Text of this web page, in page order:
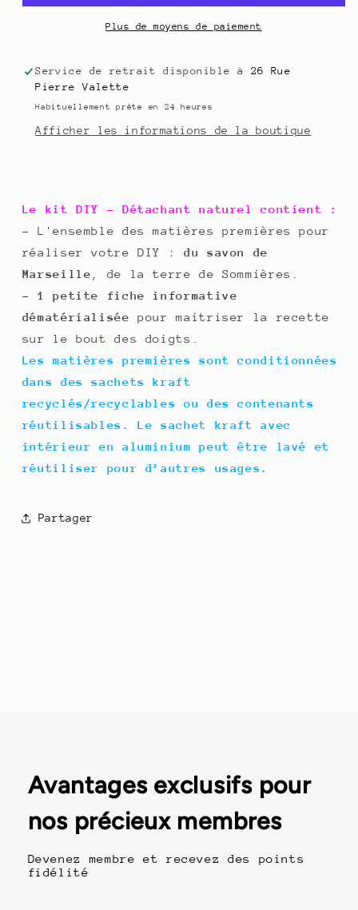
Détachant
stock)
Détachant
naturel
stock)
Plus de moyens de paiement
Service de retrait disponible à 26 Rue
Pierre Valette
Habituellement prête en 24 heures
Afficher les informations de la boutique
Le kit DIY - Détachant naturel contient :
- L'ensemble des matières premières pour
réaliser votre DIY : du savon de
Marseille , de la terre de Sommières.
-1 petite fiche informative
dématérialisée pour maitriser la recette
sur le bout des doigts.
Les matières premières sont conditionnées
dans des sachets kraft
recyclés/recyclables ou des contenants
réutilisables. Le sachet kraft avec
intérieur en aluminium peut être lavé et
réutiliser pour d’autres usages.
Partager
Avantages exclusifs pour
nos précieux membres
Devenez membre et recevez des points
fidélité